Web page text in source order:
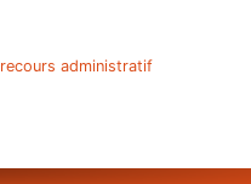
recours administratif